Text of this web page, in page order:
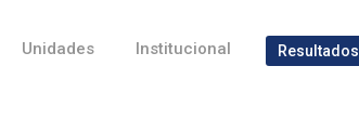
Resultados
Unidades Institucional